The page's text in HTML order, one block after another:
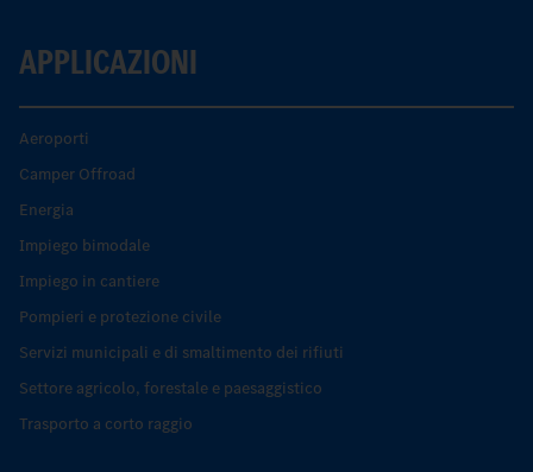
APPLICAZIONI
Aeroporti
Camper Offroad
Energia
Impiego bimodale
Impiego in cantiere
Pompieri e protezione civile
Servizi municipali e di smaltimento dei rifiuti
Settore agricolo, forestale e paesaggistico
Trasporto a corto raggio